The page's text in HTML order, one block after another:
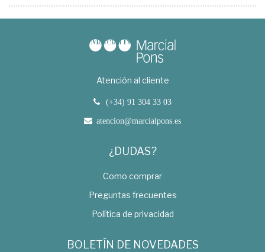
Atención al cliente
(+34) 91 304 33 03
atencion@marcialpons.es
¿DUDAS?
Como comprar
Preguntas frecuentes
Política de privacidad
BOLETÍN DE NOVEDADES